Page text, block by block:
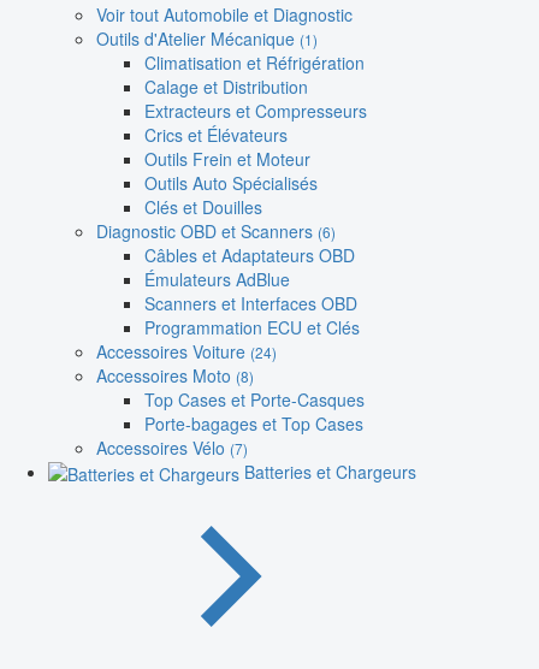
Voir tout Automobile et Diagnostic
Outils d'Atelier Mécanique (1)
Climatisation et Réfrigération
Calage et Distribution
Extracteurs et Compresseurs
Crics et Élévateurs
Outils Frein et Moteur
Outils Auto Spécialisés
Clés et Douilles
Diagnostic OBD et Scanners (6)
Câbles et Adaptateurs OBD
Émulateurs AdBlue
Scanners et Interfaces OBD
Programmation ECU et Clés
Accessoires Voiture (24)
Accessoires Moto (8)
Top Cases et Porte-Casques
Porte-bagages et Top Cases
Accessoires Vélo (7)
Batteries et Chargeurs